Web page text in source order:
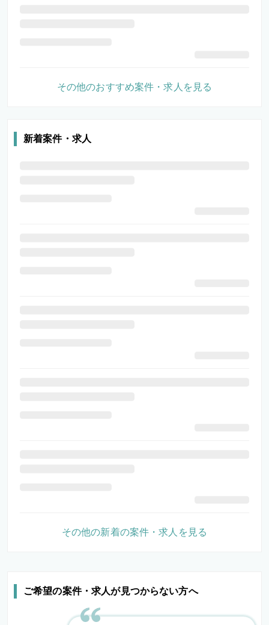
ご希望の案件・求人が見つからない方へ
その他のおすすめ案件・求人を見る
新着案件・求人
その他の新着の案件・求人を見る